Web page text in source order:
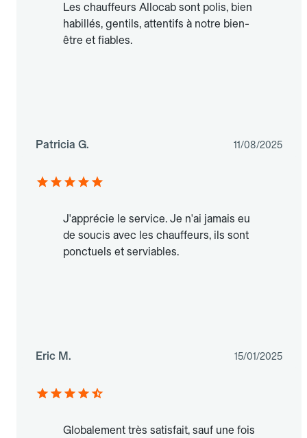
Les chauffeurs Allocab sont polis, bien
habillés, gentils, attentifs à notre bien-
être et fiables.
Patricia G. 11/08/2025
J'apprécie le service. Je n'ai jamais eu
de soucis avec les chauffeurs, ils sont
ponctuels et serviables.
Eric M. 15/01/2025
Globalement très satisfait, sauf une fois